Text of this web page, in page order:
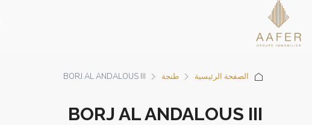
الصفحة الرئيسية طنجة BORJ AL ANDALOUS III
BORJ AL ANDALOUS III